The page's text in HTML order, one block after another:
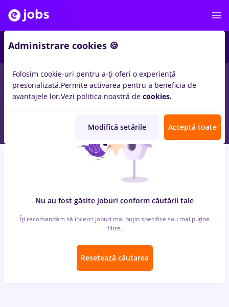
locuri de muncacu salarii Full time inMedgidia
experientainTransport / Distributie, Medicina / Sanatate
Nu au fost găsite joburi conform căutării tale
Îți recomandăm să încerci joburi mai puțin specifice sau mai puține
filtre.
Resetează căutarea
Administrare cookies 🍪
Folosim cookie-uri pentru a-ți oferi o experiență
presonalizată.Permite activarea pentru a beneficia de
avantajele lor.Vezi politica noastră de cookies.
Modifică setările Acceptă toate